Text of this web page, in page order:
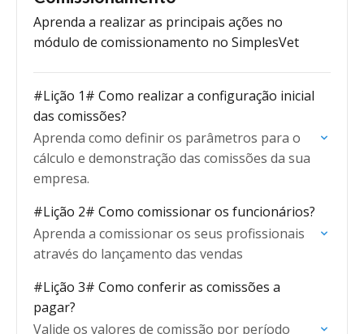
Aprenda a realizar as principais ações no
módulo de comissionamento no SimplesVet
#Lição 1# Como realizar a configuração inicial
das comissões?
Aprenda como definir os parâmetros para o
cálculo e demonstração das comissões da sua
empresa.
#Lição 2# Como comissionar os funcionários?
Aprenda a comissionar os seus profissionais
através do lançamento das vendas
#Lição 3# Como conferir as comissões a
pagar?
Valide os valores de comissão por período